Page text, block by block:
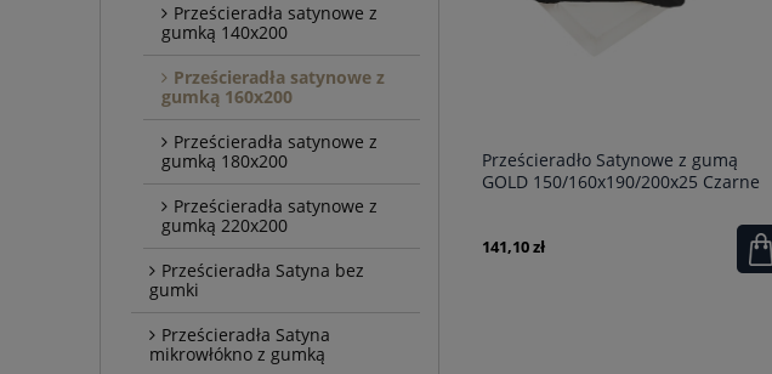
Prześcieradła satynowe z
gumką 140x200
Prześcieradła satynowe z
gumką 160x200
Prześcieradła satynowe z
gumką 180x200
Prześcieradła satynowe z
gumką 220x200
Prześcieradła Satyna bez
gumki
Prześcieradła Satyna
mikrowłókno z gumką
Prześcieradło Satynowe z gumą
GOLD 150/160x190/200x25 Czarne
141,10 zł